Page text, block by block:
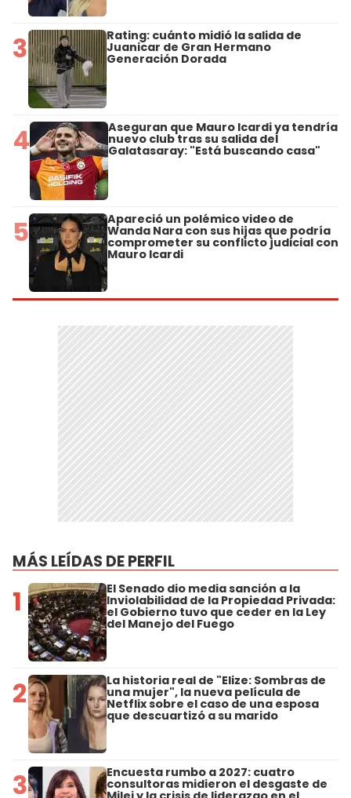
3 Rating: cuánto midió la salida de
Juanicar de Gran Hermano
Generación Dorada
4 Aseguran que Mauro Icardi ya tendría
nuevo club tras su salida del
Galatasaray: "Está buscando casa"
5 Apareció un polémico video de
Wanda Nara con sus hijas que podría
comprometer su conflicto judicial con
Mauro Icardi
MÁS LEÍDAS DE PERFIL
1 El Senado dio media sanción a la
Inviolabilidad de la Propiedad Privada:
el Gobierno tuvo que ceder en la Ley
del Manejo del Fuego
2 La historia real de "Elize: Sombras de
una mujer", la nueva película de
Netflix sobre el caso de una esposa
que descuartizó a su marido
3 Encuesta rumbo a 2027: cuatro
consultoras midieron el desgaste de